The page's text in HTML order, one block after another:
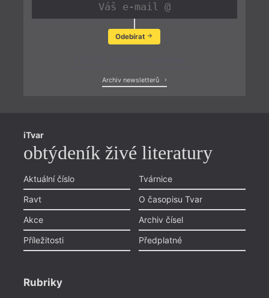
Odebírat
Archiv newsletterů
iTvar
obtýdeník živé literatury
Aktuální číslo
Ravt
Akce
Příležitosti
Tvárnice
O časopisu Tvar
Archiv čísel
Předplatné
Rubriky